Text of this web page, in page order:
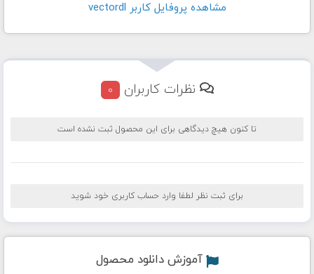
مشاهده پروفايل کاربر vectordl
نظرات کاربران 0
تا کنون هیچ دیدگاهی برای این محصول ثبت نشده است
برای ثبت نظر لطفا وارد حساب کاربری خود شوید
آموزش دانلود محصول